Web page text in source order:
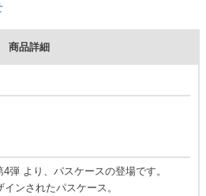
商品詳細
弾 より、パスケースの登場です。
ンされたパスケース。